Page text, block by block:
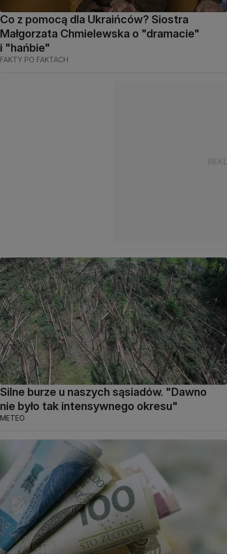
Co z pomocą dla Ukraińców? Siostra
Małgorzata Chmielewska o "dramacie"
i "hańbie"
FAKTY PO FAKTACH
Silne burze u naszych sąsiadów. "Dawno
nie było tak intensywnego okresu"
METEO